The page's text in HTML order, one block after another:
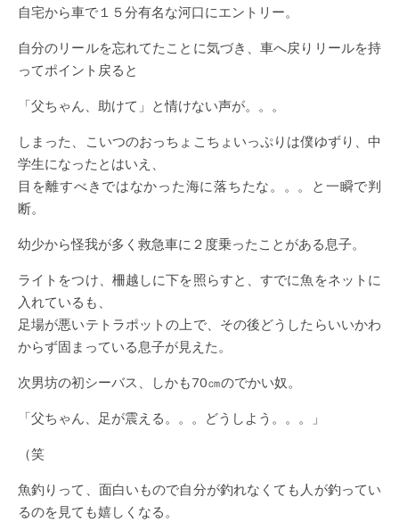
自宅から車で１５分有名な河口にエントリー。
自分のリールを忘れてたことに気づき、車へ戻りリールを持
ってポイント戻ると
「父ちゃん、助けて」と情けない声が。。。
しまった、こいつのおっちょこちょいっぷりは僕ゆずり、中
学生になったとはいえ、
目を離すべきではなかった海に落ちたな。。。と一瞬で判
断。
幼少から怪我が多く救急車に２度乗ったことがある息子。
ライトをつけ、柵越しに下を照らすと、すでに魚をネットに
入れているも、
足場が悪いテトラポットの上で、その後どうしたらいいかわ
からず固まっている息子が見えた。
次男坊の初シーバス、しかも70㎝のでかい奴。
「父ちゃん、足が震える。。。どうしよう。。。」
（笑
魚釣りって、面白いもので自分が釣れなくても人が釣ってい
るのを見ても嬉しくなる。